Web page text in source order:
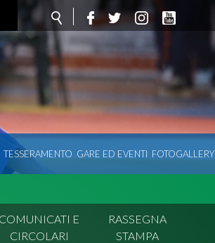
TESSERAMENTO GARE ED EVENTI FOTOGALLERY
E
CIRCOLARI
RASSEGNA
STAMPA